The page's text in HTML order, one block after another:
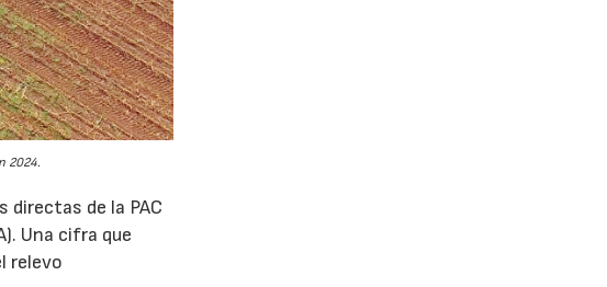
2024.
directas de la PAC
Una cifra que
relevo